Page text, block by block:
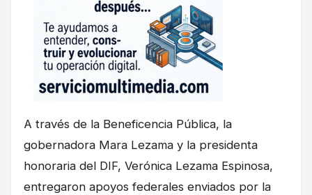
A través de la Beneficencia Pública, la
gobernadora Mara Lezama y la presidenta
honoraria del DIF, Verónica Lezama Espinosa,
entregaron apoyos federales enviados por la